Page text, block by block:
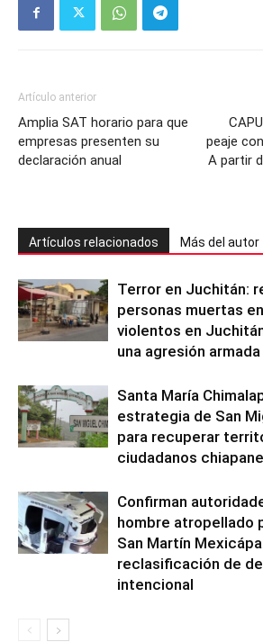
Artículo anterior
Amplia SAT horario para que
empresas presenten su
declaración anual
peaje
A partir
Artículos relacionados Más del autor
Terror en Juchitán:
personas muertas
violentos en
una agresión
Santa María
estrategia de San
para recuperar
ciudadanos
Confirman
hombre atropellado
San Martín
reclasificación de
intencional